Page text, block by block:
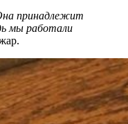
принадлежит
мы работали